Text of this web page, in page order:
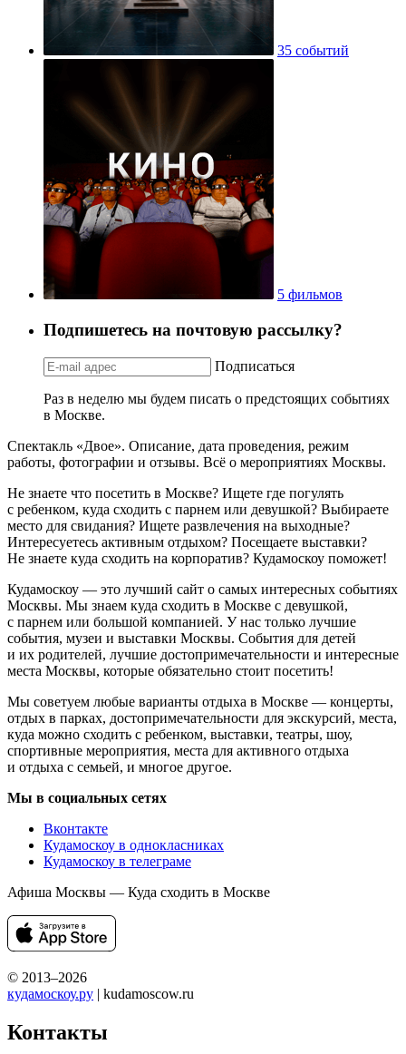
35 событий
5 фильмов
Подпишетесь на почтовую рассылку?
Подписаться
Раз в неделю мы будем писать о предстоящих событиях
в Москве.
Спектакль «Двое». Описание, дата проведения, режим
работы, фотографии и отзывы. Всё о мероприятиях Москвы.
Не знаете что посетить в Москве? Ищете где погулять
с ребенком, куда сходить с парнем или девушкой? Выбираете
место для свидания? Ищете развлечения на выходные?
Интересуетесь активным отдыхом? Посещаете выставки?
Не знаете куда сходить на корпоратив? Кудамоскоу поможет!
Кудамоскоу — это лучший сайт о самых интересных событиях
Москвы. Мы знаем куда сходить в Москве с девушкой,
с парнем или большой компанией. У нас только лучшие
события, музеи и выставки Москвы. События для детей
и их родителей, лучшие достопримечательности и интересные
места Москвы, которые обязательно стоит посетить!
Мы советуем любые варианты отдыха в Москве — концерты,
отдых в парках, достопримечательности для экскурсий, места,
куда можно сходить с ребенком, выставки, театры, шоу,
спортивные мероприятия, места для активного отдыха
и отдыха с семьей, и многое другое.
Мы в социальных сетях
Вконтакте
Кудамоскоу в однокласниках
Кудамоскоу в телеграме
Афиша Москвы — Куда сходить в Москве
© 2013–2026
кудамоскоу.ру | kudamoscow.ru
Контакты